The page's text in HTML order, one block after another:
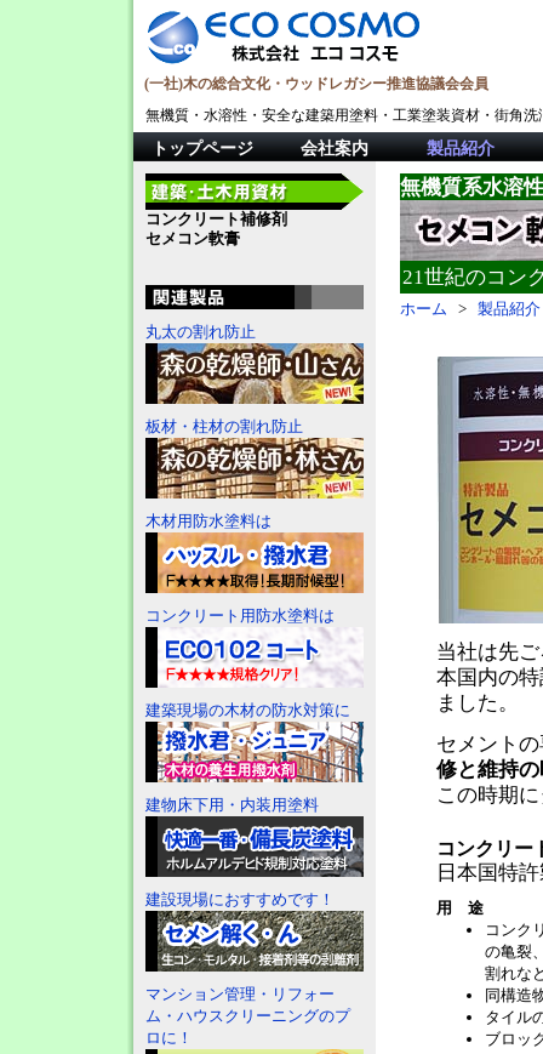
(一社)木の総合文化・ウッドレガシー推進協議会会員
無機質・水溶性・安全な建築用塗料・工業塗装資材・街角
トップページ 会社案内 製品紹介
無機質系水溶
21世紀のコン
ホーム > 製品紹介
当社は先
本国内の
ました。
セメント
修と維持
この時期
コンクリー
日本国特
用途
コンク
の亀裂
割れな
同構造
タイル
ブロッ
コンクリート補修剤
セメコン軟膏
丸太の割れ防止
板材・柱材の割れ防止
木材用防水塗料は
コンクリート用防水塗料は
建築現場の木材の防水対策に
建物床下用・内装用塗料
建設現場におすすめです！
マンション管理・リフォー
ム・ハウスクリーニングのプ
ロに！